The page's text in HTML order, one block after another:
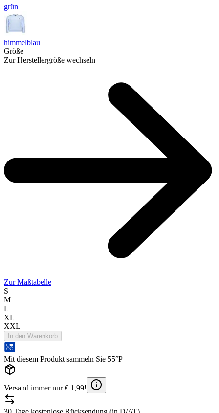
grün
himmelblau
Größe
Zur Herstellergröße wechseln
Zur Maßtabelle
S
M
L
XL
XXL
In den Warenkorb
Mit diesem Produkt sammeln Sie 55°P
Versand immer nur € 1,99!
30 Tage kostenlose Rücksendung (in D/AT)